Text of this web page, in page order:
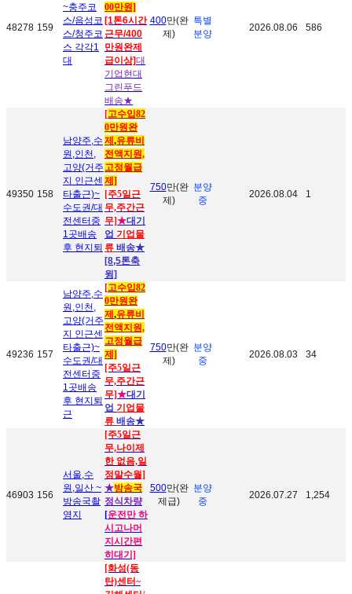
48278 159
~충주코
스/음성코
스/청주코
스 각각1
대
00만원]
[1톤6시간
근무/400
만원완제
급이상]대
기업현대
그린푸드
배송★
400만(완
제)
특별
분양
2026.08.06 586
49350 158
남양주,수
원,인천,
고양(거주
지 인근센
타출근)~
수도권/대
전센터중
1곳배송
후 현지퇴
[고수입82
0만원완
제 ,유류비
전액지원,
고정월급
제]
[주5일근
무,주간근
무]★대기
업 기업물
류 배송★
[8,5톤축
윙]
750만(완
제)
분양
중
2026.08.04 1
49236 157
남양주,수
원,인천,
고양(거주
지 인근센
타출근)~
수도권/대
전센터중
1곳배송
후 현지퇴
근
[고수입82
0만원완
제 ,유류비
전액지원,
고정월급
제]
[주5일근
무,주간근
무]★대기
업 기업물
류 배송★
750만(완
제)
분양
중
2026.08.03 34
46903 156
서울,수
원,일산 ~
방송국촬
영지
[주5일근
무,나이제
한 없음,일
정말수월]
★방송국
정식차량
[운전만 하
시고나머
지시간편
히대기]
500만(완
제급)
분양
중
2026.07.27 1,254
[화성(동
탄)센터~